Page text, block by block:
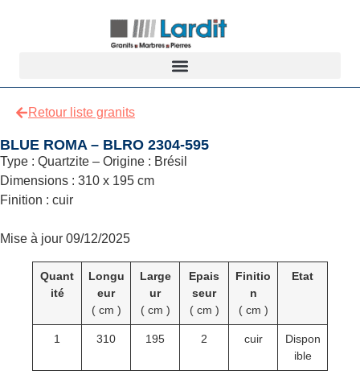
Retour liste granits
BLUE ROMA – BLRO 2304-595
Type : Quartzite – Origine : Brésil
Dimensions : 310 x 195 cm
Finition : cuir
Mise à jour 09/12/2025
Quant
ité
Longu
eur
( cm )
Large
ur
( cm )
Epais
seur
( cm )
Finitio
n
( cm )
Etat
1 310 195 2 cuir
Dispon
ible